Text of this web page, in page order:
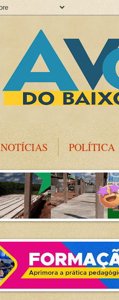
NOTÍCIAS POLÍTICA